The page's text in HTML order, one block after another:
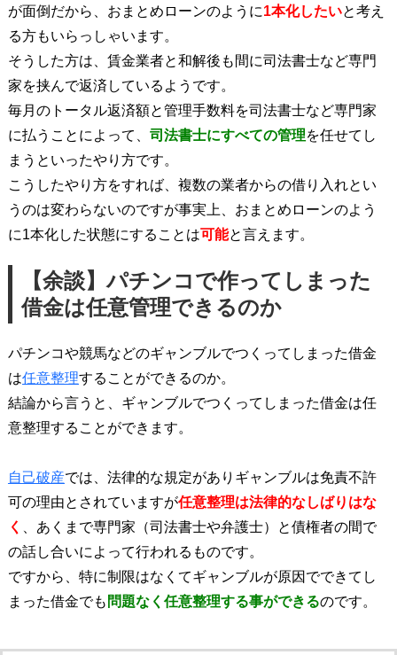
が面倒だから、おまとめローンのように1本化したいと考え
る方もいらっしゃいます。
そうした方は、賃金業者と和解後も間に司法書士など専門
家を挟んで返済しているようです。
毎月のトータル返済額と管理手数料を司法書士など専門家
に払うことによって、 司法書士にすべての管理を任せてし
まうといったやり方です。
こうしたやり方をすれば、複数の業者からの借り入れとい
うのは変わらないのですが事実上、おまとめローンのよう
に1本化した状態にすることは可能と言えます。
【余談】パチンコで作ってしまった
借金は任意管理できるのか
パチンコや競馬などのギャンブルでつくってしまった借金
は任意整理することができるのか。
結論から言うと、ギャンブルでつくってしまった借金は任
意整理することができます。
自己破産では、法律的な規定がありギャンブルは免責不許
可の理由とされていますが任意整理は法律的なしばりはな
く
、あくまで専門家（司法書士や弁護士）と債権者の間で
の話し合いによって行われるものです。
ですから、特に制限はなくてギャンブルが原因でできてし
まった借金でも 問題なく任意整理する事ができるのです。